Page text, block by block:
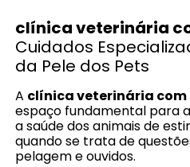
clínica veterinária
Cuidados
da Pele dos Pets
A clínica veterinária
espaço fundamental para
a saúde dos animais de
quando se trata de
pelagem e ouvidos.